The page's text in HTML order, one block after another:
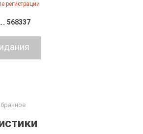
регистрации
568337